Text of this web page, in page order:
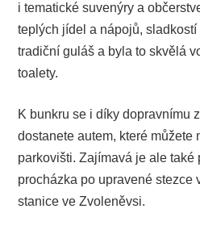
i tematické suvenýry a
teplých jídel a nápojů,
tradiční guláš a byla to skvělá
toalety.
K bunkru se i díky dopravnímu
dostanete autem, které můžete
parkovišti. Zajímavá je ale také
procházka po upravené stezce
stanice ve Zvoleněvsi.